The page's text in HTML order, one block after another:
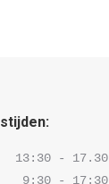
13:30 - 17.30
9:30 - 17:30